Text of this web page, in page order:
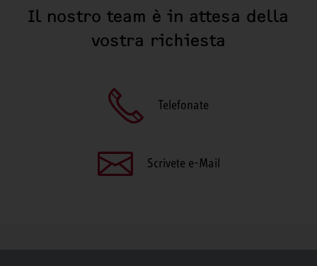
Il nostro team è in attesa della
vostra richiesta
Telefonate
Scrivete e-Mail